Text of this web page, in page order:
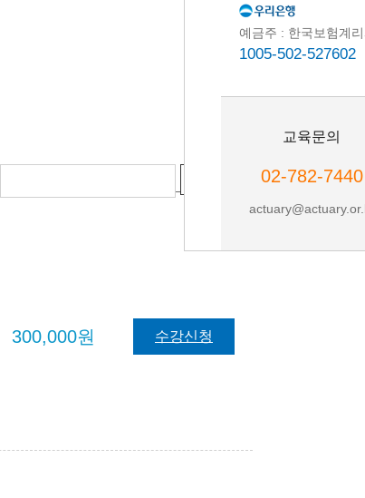
예금주 : 한국보험계
1005-502-527602
교육문의
02-782-7440
300,000원 수강신청